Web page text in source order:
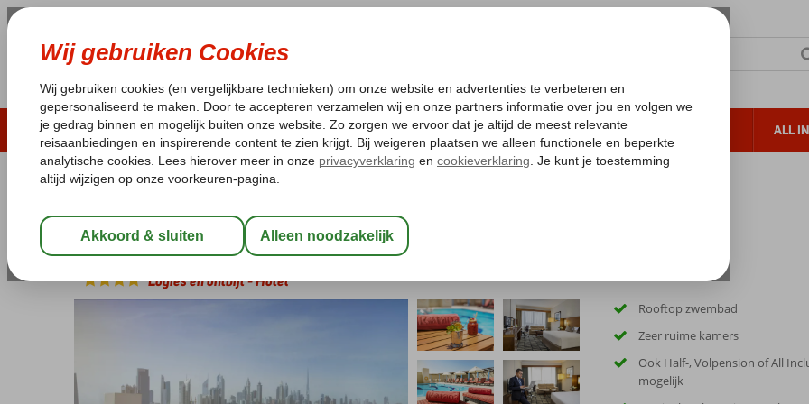
ZOMER 2026 LAST MINUTES WINTERZON ZONVAKANTIES VERRE REIZEN ALL
Laagsteprijsgarantie* Geen fueltoeslag Gratis annuleren*
Home
Verenigde Arabische Emiraten Dubai Jumeirah Jumeirah Rotana
Jumeirah Rotana
Logies en ontbijt-Hotel
Rooftop zwembad
Zeer ruime kamers
Ook Half-, Volpension of All
mogelijk